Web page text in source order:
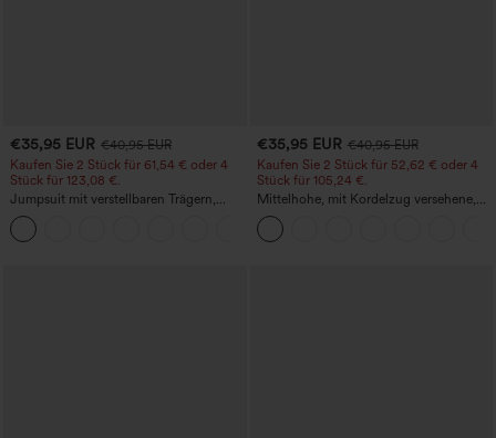
€35,95 EUR €40,95 EUR
Kaufen Sie 2 Stück für 61,54 € oder 4
Stück für 123,08 €.
Jumpsuit mit verstellbaren Trägern,
gerafftem Detail, weitem Bein und
meliertem Stoff, lässig, mit Taschen -
Easy Peezy
€35,95 EUR €40,95 EUR
Kaufen Sie 2 Stück für 52,62 € oder 4
Stück für 105,24 €.
Mittelhohe, mit Kordelzug versehene,
schnelltrocknende Golfhose mit schmal
zulaufendem Schnitt, abgerundetem
Saum und Taschen – UPF 40+